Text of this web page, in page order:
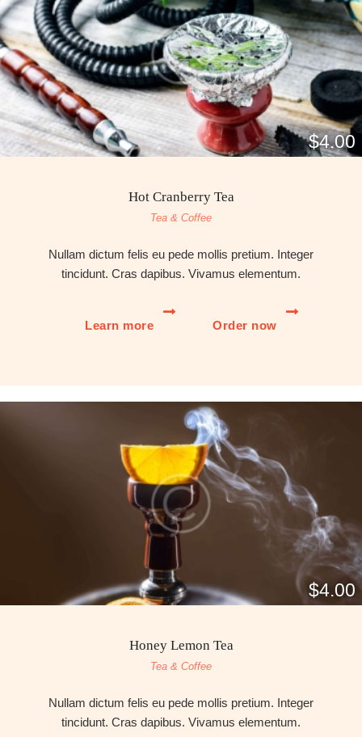
$4.00
Hot Cranberry Tea
Tea & Coffee
Nullam dictum felis eu pede mollis pretium. Integer
tincidunt. Cras dapibus. Vivamus elementum.
Learn more Order now
$4.00
Honey Lemon Tea
Tea & Coffee
Nullam dictum felis eu pede mollis pretium. Integer
tincidunt. Cras dapibus. Vivamus elementum.